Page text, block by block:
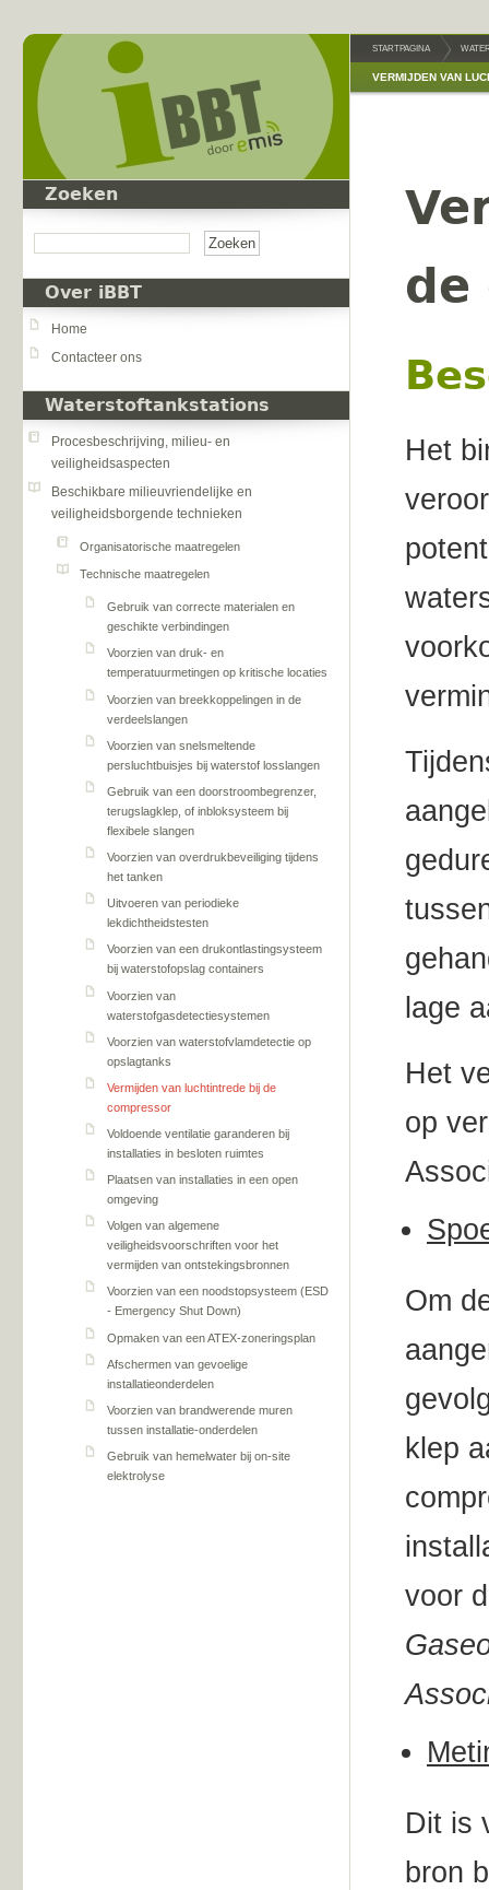
Zoeken
Over iBBT
Home
Contacteer ons
Waterstoftankstations
Procesbeschrijving, milieu- en
veiligheidsaspecten
Beschikbare milieuvriendelijke en
veiligheidsborgende technieken
Organisatorische maatregelen
Technische maatregelen
Gebruik van correcte materialen en
geschikte verbindingen
Voorzien van druk- en
temperatuurmetingen op kritische locaties
Voorzien van breekkoppelingen in de
verdeelslangen
Voorzien van snelsmeltende
persluchtbuisjes bij waterstof losslangen
Gebruik van een doorstroombegrenzer,
terugslagklep, of inbloksysteem bij
flexibele slangen
Voorzien van overdrukbeveiliging tijdens
het tanken
Uitvoeren van periodieke
lekdichtheidstesten
Voorzien van een drukontlastingsysteem
bij waterstofopslag containers
Voorzien van
waterstofgasdetectiesystemen
Voorzien van waterstofvlamdetectie op
opslagtanks
Vermijden van luchtintrede bij de
compressor
Voldoende ventilatie garanderen bij
installaties in besloten ruimtes
Plaatsen van installaties in een open
omgeving
Volgen van algemene
veiligheidsvoorschriften voor het
vermijden van ontstekingsbronnen
Voorzien van een noodstopsysteem (ESD
- Emergency Shut Down)
Opmaken van een ATEX-zoneringsplan
Afschermen van gevoelige
installatieonderdelen
Voorzien van brandwerende muren
tussen installatie-onderdelen
Gebruik van hemelwater bij on-site
elektrolyse
STARTPAGINA
VERMIJDEN VAN
de
Het
lage
Het
op
Om
klep
voor
Dit is
bron